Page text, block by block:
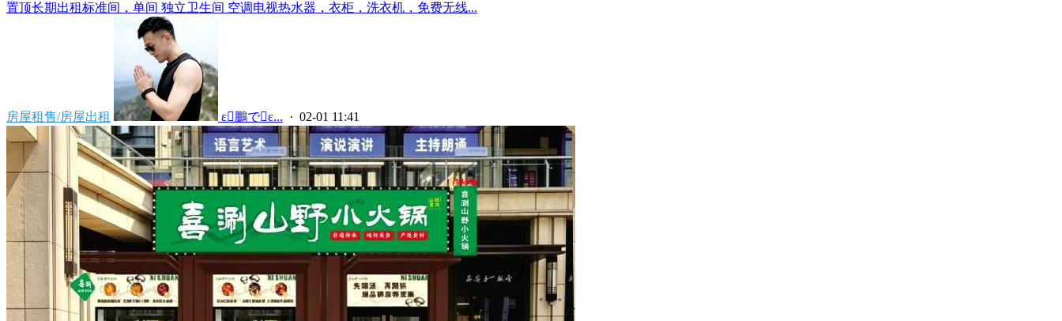
置顶长期出租标准间，单间 独立卫生间 空调电视热水器，衣柜，洗衣机，免费无线...
房屋租售/房屋出租  ε鵬でε... · 02-01 11:41